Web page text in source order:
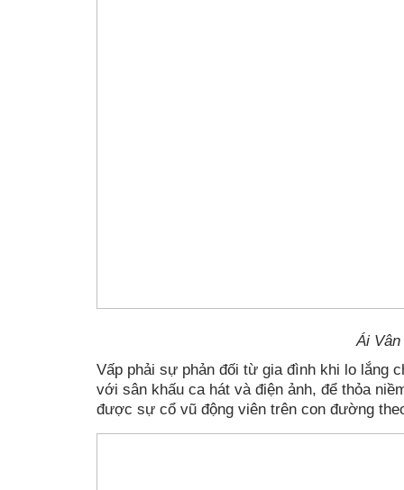
Ái
Vấp phải sự phản đối từ gia đình khi lo lắng
với sân khấu ca hát và điện ảnh, để thỏa
được sự cổ vũ động viên trên con đường